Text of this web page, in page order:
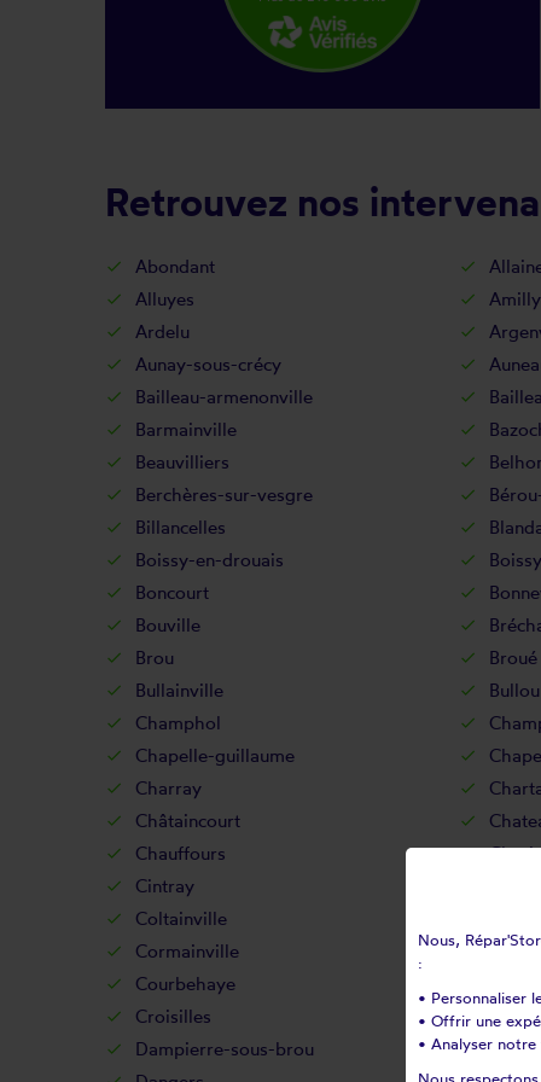
Retrouvez nos
Abondant
Alluyes
Amilly
Ardelu
Aunay-sous-crécy
Bailleau-armenonville
Barmainville
Beauvilliers
Berchères-sur-vesgre
Billancelles
Boissy-en-drouais
Boncourt
Bouville
Brou
Broué
Bullainville
Bullou
Champhol
Chapelle-guillaume
Charray
Châtaincourt
Chauffours
Cintray
Coltainville
Cormainville
Courbehaye
Croisilles
Dampierre-sous-brou
Nous,
:
• Personnaliser
• Offrir une
• Analyser notre